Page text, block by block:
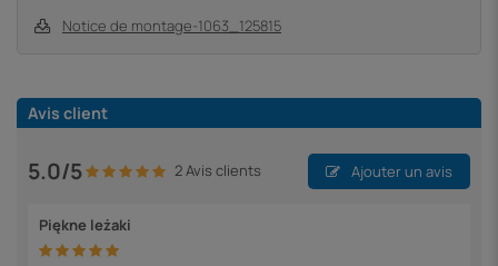
Notice de montage-1063_125815
Avis client
5.0/5 2 Avis clients Ajouter un avis
Piękne leżaki